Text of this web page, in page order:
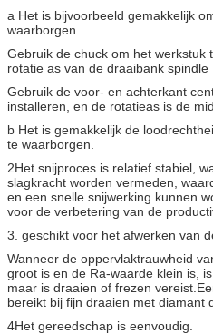
a Het is bijvoorbeeld gemakkelijk
waarborgen
Gebruik de chuck om het werkstuk
rotatie as van de draaibank spindle
Gebruik de voor- en achterkant
installeren, en de rotatieas is de
b Het is gemakkelijk de
te waarborgen.
2Het snijproces is relatief stabiel,
slagkracht worden vermeden,
en een snelle snijwerking kunnen
voor de verbetering van de
3. geschikt voor het afwerken van
Wanneer de oppervlaktrauwheid
groot is en de Ra-waarde klein is,
maar is draaien of frezen
bereikt bij fijn draaien met diamant
4Het gereedschap is eenvoudig.